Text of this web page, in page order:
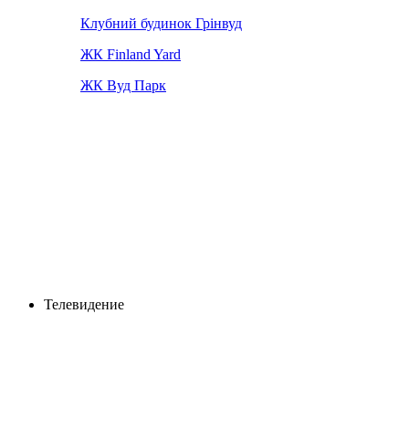
Клубний будинок Грінвуд
ЖК Finland Yard
ЖК Вуд Парк
Телевидение